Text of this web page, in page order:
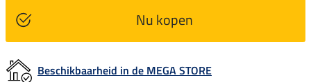
Nu kopen
Beschikbaarheid in de MEGA STORE